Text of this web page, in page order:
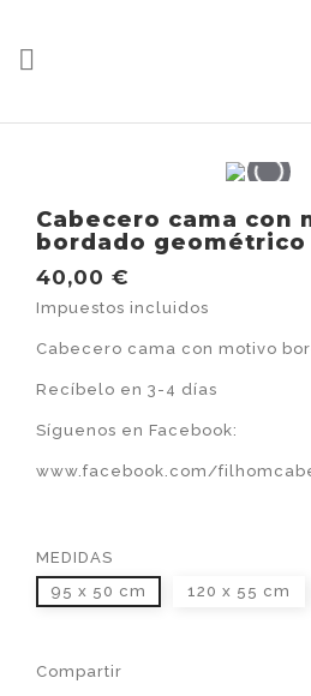

Cabecero cama con
bordado geométrico
40,00 €
Impuestos incluidos
Cabecero cama con motivo
Recíbelo en 3-4 días
Síguenos en Facebook:
www.facebook.com/
MEDIDAS
95 x 50 cm
120 x 55 cm
Compartir